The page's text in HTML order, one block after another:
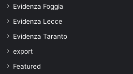
Evidenza Foggia
Evidenza Lecce
Evidenza Taranto
export
Featured